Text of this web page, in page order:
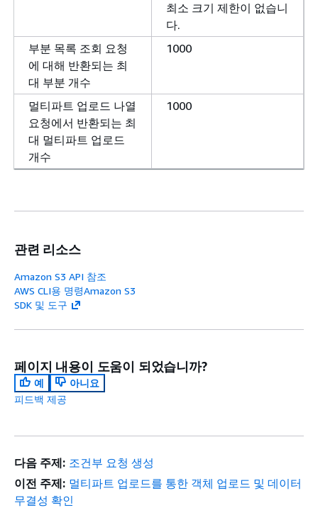
최소 크기 제한이 없습니
다.
부분 목록 조회 요청
에 대해 반환되는 최
대 부분 개수
1000
멀티파트 업로드 나열
요청에서 반환되는 최
대 멀티파트 업로드
개수
1000
관련 리소스
Amazon S3 API 참조
AWS CLI용 명령Amazon S3
SDK 및 도구
페이지 내용이 도움이 되었습니까?
예
아니요
피드백 제공
다음 주제: 조건부 요청 생성
이전 주제: 멀티파트 업로드를 통한 객체 업로드 및 데이터
무결성 확인